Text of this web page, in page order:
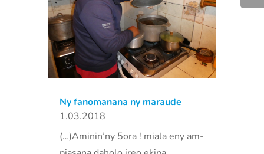
Ny fanomanana ny maraude
1.03.2018
(…)Aminin’ny 5ora ! miala eny am-